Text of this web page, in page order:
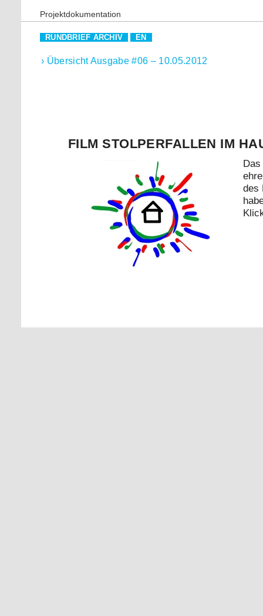
Projektdokumentation
FILM STOLPERFALLEN IM
des
RUNDBRIEF ARCHIV EN
› Übersicht Ausgabe #06 – 10.05.2012